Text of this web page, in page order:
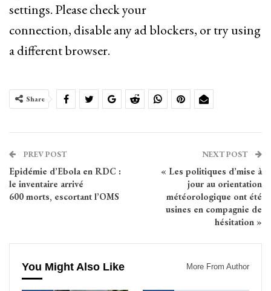
settings. Please check your
connection, disable any ad blockers, or try using
a different browser.
Share
PREV POST
Epidémie d’Ebola en RDC :
le inventaire arrivé
600 morts, escortant l’OMS
NEXT POST
« Les politiques d’mise à
jour au orientation
météorologique ont été
usines en compagnie de
hésitation »
You Might Also Like More From Author